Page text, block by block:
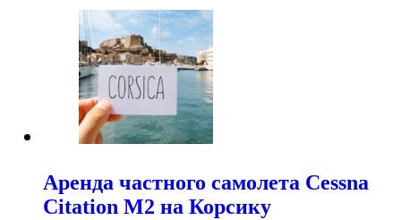
Аренда частного самолета Cessna
Citation M2 на Корсику